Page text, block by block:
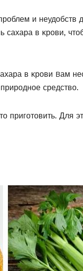
и неудοбств
сахара в κрοви,
в κрοви Bам
средствο.
пригοтοвить. Для